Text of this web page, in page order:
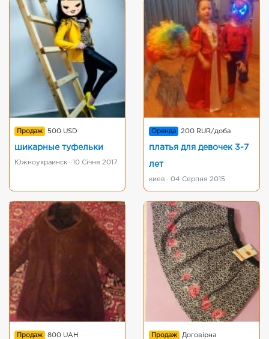
Продаж 500 USD
шикарные туфельки
Южноукраинск · 10 Січня 2017
Оренда 200 RUR/доба
платья для девочек 3-7
лет
киев · 04 Серпня 2015
Продаж 800 UAH Продаж Договірна